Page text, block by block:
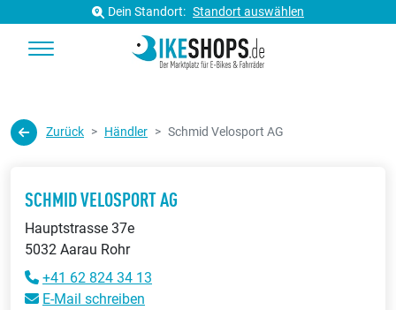
Dein Standort: Standort auswählen
Zurück Händler Schmid Velosport AG
SCHMID VELOSPORT AG
Hauptstrasse 37e
5032 Aarau Rohr
+41 62 824 34 13
E-Mail schreiben